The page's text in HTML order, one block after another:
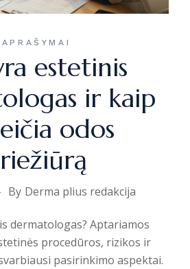
APRAŠYMAI
estetinis
ir kaip
odos
By Derma plius redakcija
dermatologas? Aptariamos
procedūros, rizikos ir
pasirinkimo aspektai.